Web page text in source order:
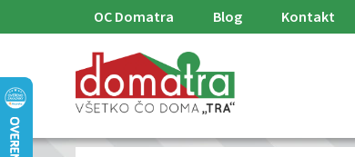
na
OC Domatra Blog Kontakt